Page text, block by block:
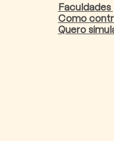
Como
Quero